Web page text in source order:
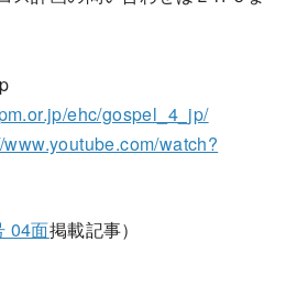
ehc/gospel_4_jp/
www.youtube.com/watch?
04面掲載記事）